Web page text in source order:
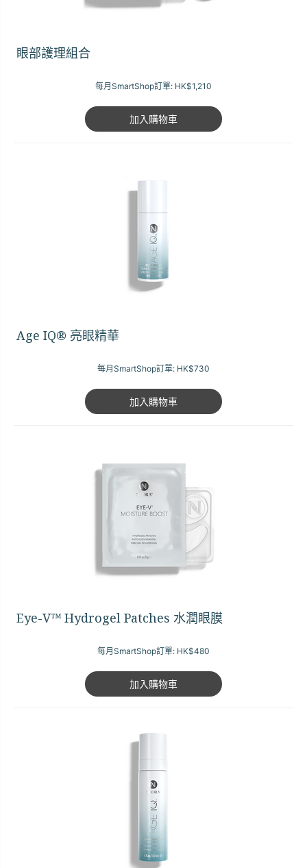
眼部護理組合
每月SmartShop訂單: HK$1,210
加入購物車
Age IQ® 亮眼精華
每月SmartShop訂單: HK$730
加入購物車
Eye-V™ Hydrogel Patches 水潤眼膜
每月SmartShop訂單: HK$480
加入購物車